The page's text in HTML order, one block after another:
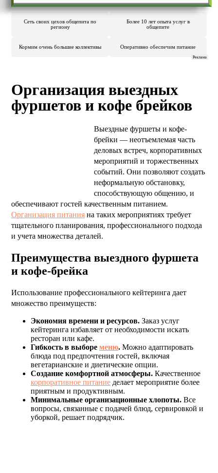
Сеть своих цехов общепита по
региону
Более 10 лет опыта услуг в
общепите
Кормим очень большие коллективы Оперативно обеспечим питание
Реклама
Организация выездных
фуршетов и кофе брейков
Выездные фуршеты и кофе-
брейки — неотъемлемая часть
деловых встреч, корпоративных
мероприятий и торжественных
событий. Они позволяют создать
неформальную обстановку,
способствующую общению, и
обеспечивают гостей качественным питанием.
Организация питания на таких мероприятиях требует
тщательного планирования, профессионального подхода
и учета множества деталей.
Преимущества выездного фуршета
и кофе-брейка
Использование профессионального кейтеринга дает
множество преимуществ:
Экономия времени и ресурсов. Заказ услуг
кейтеринга избавляет от необходимости искать
ресторан или кафе.
Гибкость в выборе меню. Можно адаптировать
блюда под предпочтения гостей, включая
вегетарианские и диетические опции.
Создание комфортной атмосферы. Качественное
корпоративное питание делает мероприятие более
приятным и продуктивным.
Минимальные организационные хлопоты. Все
вопросы, связанные с подачей блюд, сервировкой и
уборкой, решает подрядчик.